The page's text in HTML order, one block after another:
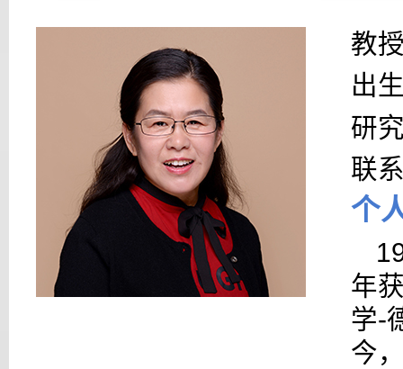
教
出
研
联
个
年
学-
今